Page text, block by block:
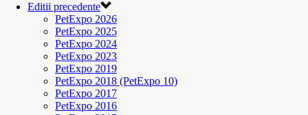
Editii precedente
PetExpo 2026
PetExpo 2025
PetExpo 2024
PetExpo 2023
PetExpo 2019
PetExpo 2018 (PetExpo 10)
PetExpo 2017
PetExpo 2016